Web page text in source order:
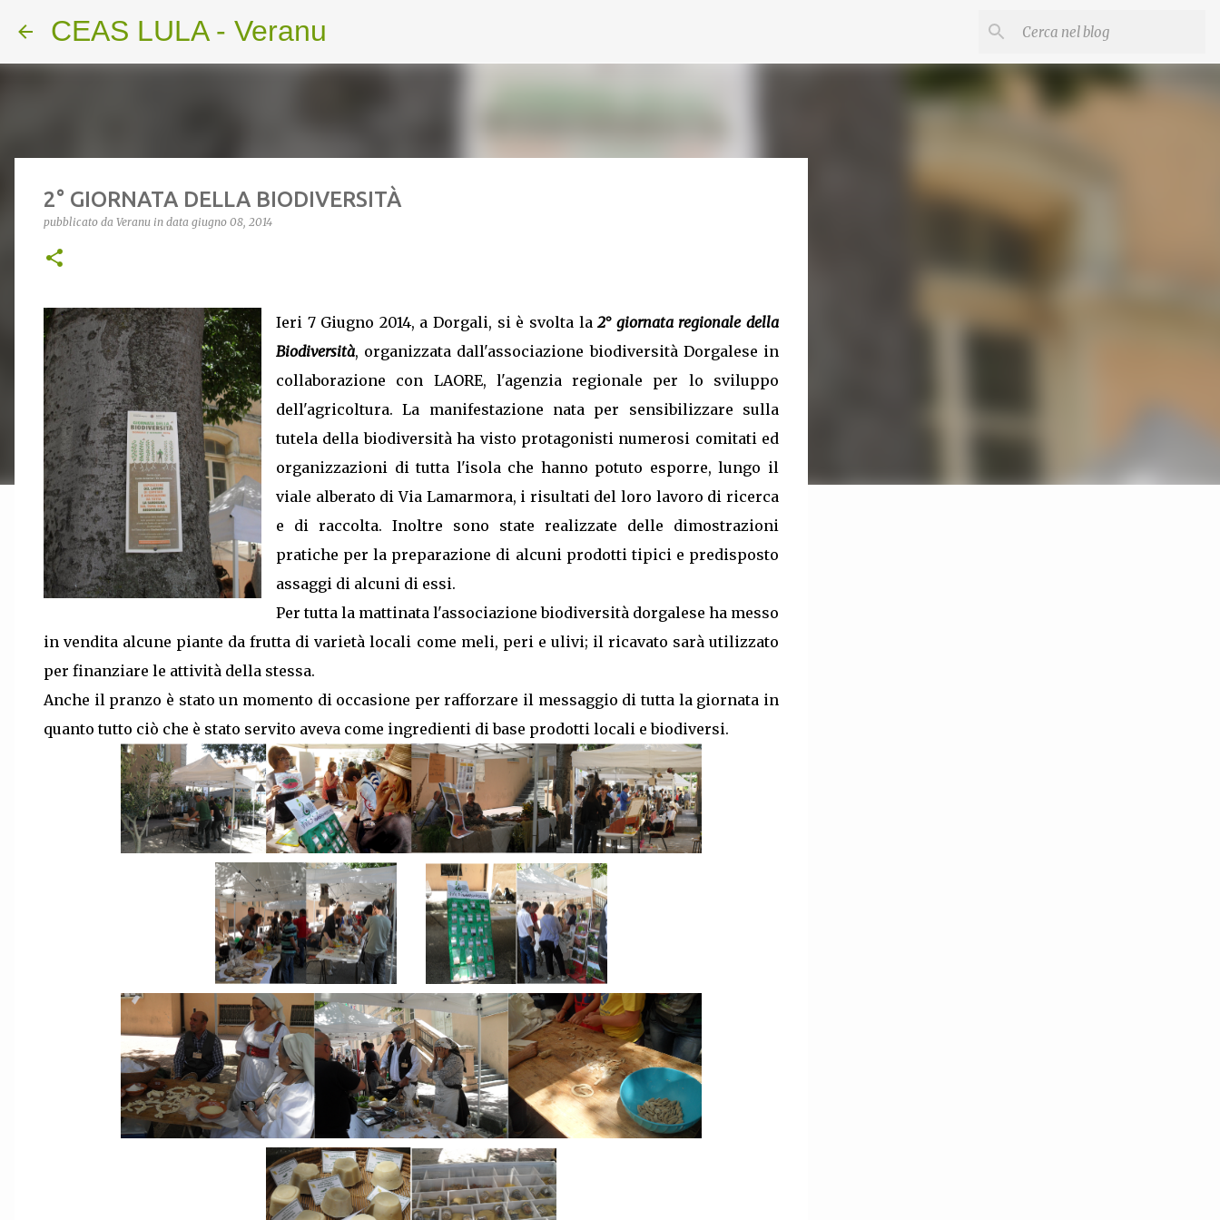
CEAS LULA - Veranu
2° GIORNATA DELLA BIODIVERSITÀ
pubblicato da Veranu in data giugno 08, 2014
Ieri 7 Giugno 2014, a Dorgali, si è svolta la2° giornata regionale della
Biodiversità, organizzata dall'associazione biodiversità Dorgalese in
collaborazione con LAORE, l'agenzia regionale per lo sviluppo
dell'agricoltura. La manifestazione nata per sensibilizzare sulla
tutela della biodiversità ha visto protagonisti numerosi comitati ed
organizzazioni di tutta l'isola che hanno potuto esporre, lungo il
viale alberato di Via Lamarmora, i risultati del loro lavoro di ricerca
e di raccolta. Inoltre sono state realizzate delle dimostrazioni
pratiche per la preparazione di alcuni prodotti tipici e predisposto
assaggi di alcuni di essi.
Per tutta la mattinata l'associazione biodiversità dorgalese ha messo
in vendita alcune piante da frutta di varietà locali come meli, peri e ulivi; il ricavato sarà utilizzato
per finanziare le attività della stessa.
Anche il pranzo è stato un momento di occasione per rafforzare il messaggio di tutta la giornata in
quanto tutto ciò che è stato servito aveva come ingredienti di base prodotti locali e biodiversi.